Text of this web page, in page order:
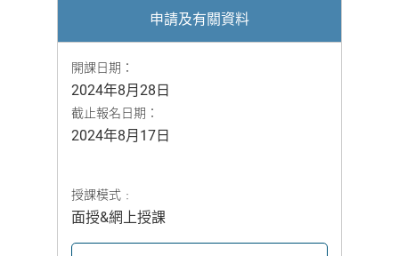
申請及有關資料
開課日期：
2024年8月28日
截止報名日期：
2024年8月17日
授課模式﹕
面授&網上授課